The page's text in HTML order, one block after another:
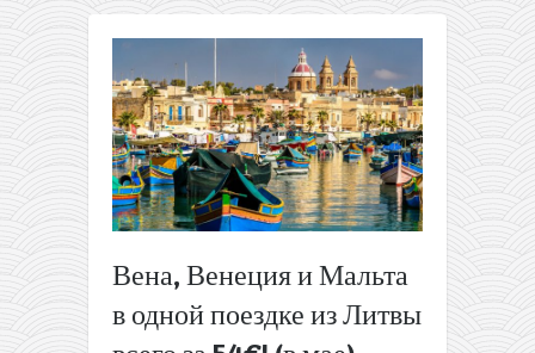
Вена, Венеция и Мальта
в одной поездке из Литвы
Прямые
рейсы из
Литвы в
Хорватию
всего от
27€ в
сторону
(в конце
мая)
Варшавы